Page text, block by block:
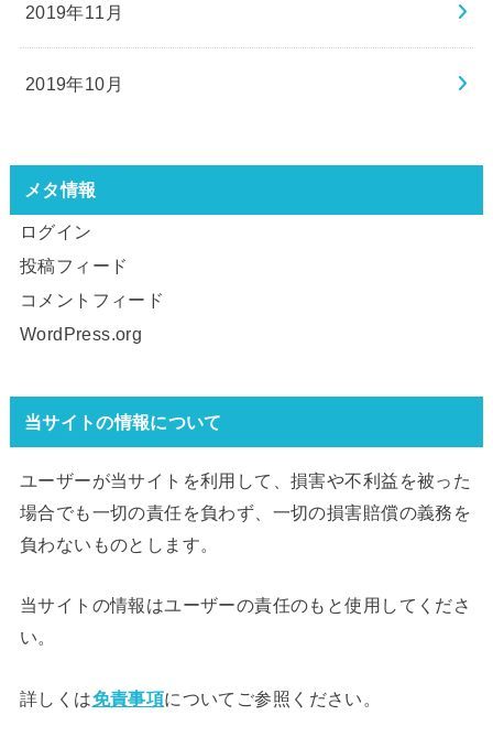
2019年11月
2019年10月
メタ情報
ログイン
投稿フィード
コメントフィード
WordPress.org
当サイトの情報について
ユーザーが当サイトを利用して、損害や不利益を被った
場合でも一切の責任を負わず、一切の損害賠償の義務を
負わないものとします。
当サイトの情報はユーザーの責任のもと使用してくださ
い。
詳しくは免責事項についてご参照ください。